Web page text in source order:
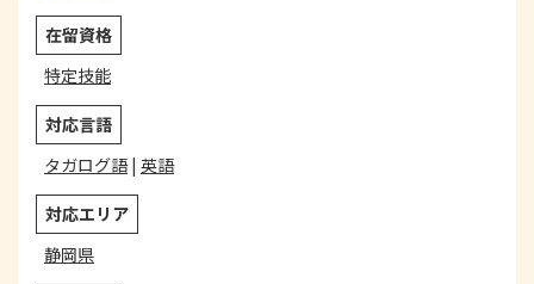
在留資格
特定技能
対応言語
タガログ語| 英語
対応エリア
静岡県